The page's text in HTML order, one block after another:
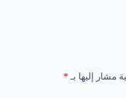
مشار إليها بـ *